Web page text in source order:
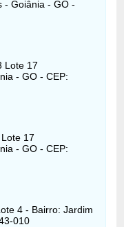
- Goiânia - GO -
Lote 17
- GO - CEP:
17
- GO - CEP:
4 - Bairro: Jardim
010